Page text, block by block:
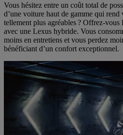
Vous hésitez entre un coût total de
d’une voiture haut de gamme qui
tellement plus agréables ? Offrez-
avec une Lexus hybride. Vous
moins en entretiens et vous perdez
bénéficiant d’un confort exceptionnel.